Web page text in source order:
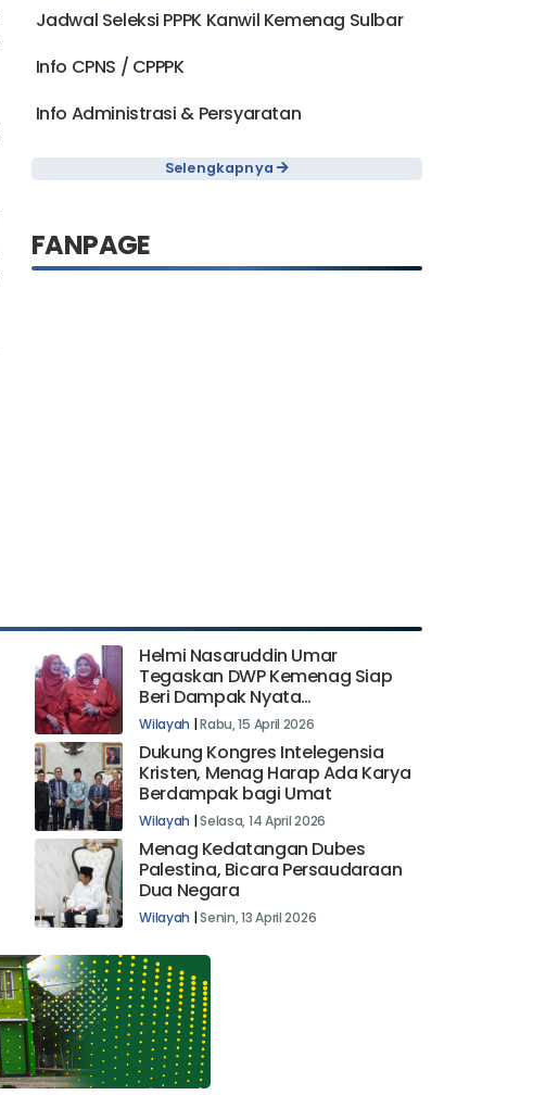
Jadwal Seleksi PPPK Kanwil Kemenag Sulbar
Info CPNS / CPPPK
Info Administrasi & Persyaratan
Selengkapnya
FANPAGE
Helmi Nasaruddin Umar
Tegaskan DWP Kemenag Siap
Beri Dampak Nyata
Pemberdayaan
Wilayah |Rabu, 15 April 2026
Dukung Kongres Intelegensia
Kristen, Menag Harap Ada Karya
Berdampak bagi Umat
Wilayah |Selasa, 14 April 2026
Menag Kedatangan Dubes
Palestina, Bicara Persaudaraan
Dua Negara
Wilayah |Senin, 13 April 2026